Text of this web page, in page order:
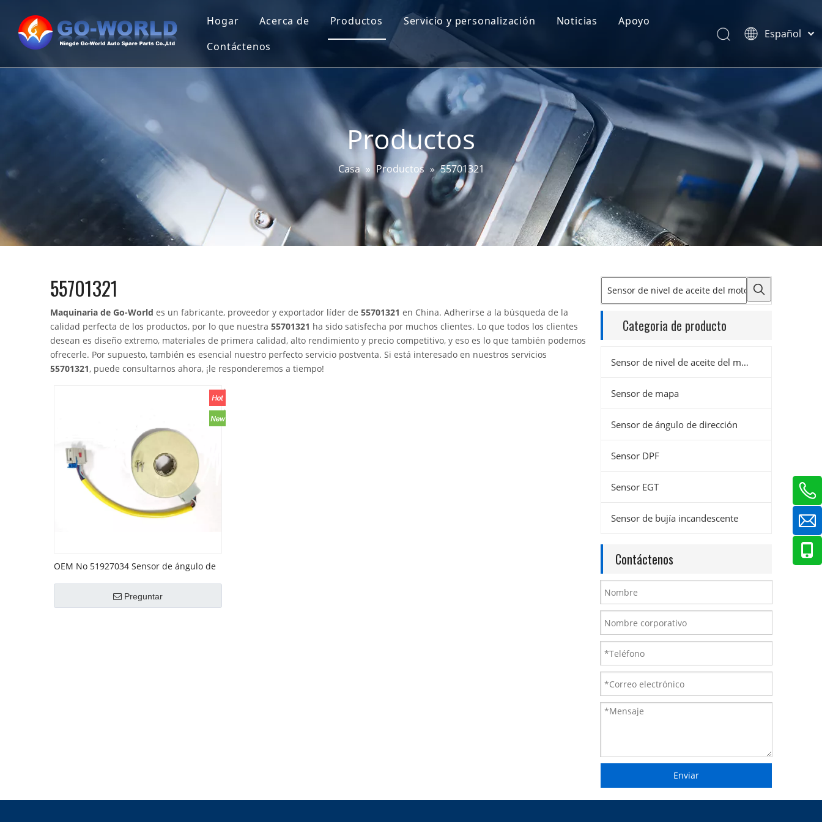
Hogar Acerca de
Prueba y certificaciones
Productos
Sensor de nivel de aceite del motor
Sensor de ángulo de dirección
Sensor DPF
Sensor EGT
Sensor de bujía incandescente
Servicio y personalización Noticias Apoyo
Contáctenos
Español
Pусский
Latine
Français
English
Productos
Casa » Productos » 55701321
55701321
Maquinaria de Go-World es un fabricante, proveedor y exportador líder de 55701321 en China. Adherirse a la búsqueda de la
calidad perfecta de los productos, por lo que nuestra 55701321 ha sido satisfecha por muchos clientes. Lo que todos los clientes
desean es diseño extremo, materiales de primera calidad, alto rendimiento y precio competitivo, y eso es lo que también podemos
ofrecerle. Por supuesto, también es esencial nuestro perfecto servicio postventa. Si está interesado en nuestros servicios
55701321, puede consultarnos ahora, ¡le responderemos a tiempo!
OEM No 51927034 Sensor de ángulo de
Preguntar
Categoria de producto
Sensor de nivel de aceite del motor
Sensor de mapa
Sensor de ángulo de dirección
Sensor DPF
Sensor EGT
Sensor de bujía incandescente
Contáctenos
Enviar